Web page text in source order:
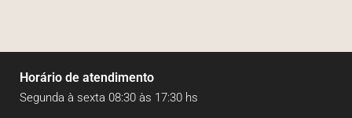
Horário de atendimento
Segunda à sexta 08:30 às 17:30 hs